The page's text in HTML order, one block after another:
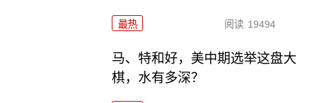
最热 阅读 19494
马、特和好，美中期选举这盘大
棋，水有多深？